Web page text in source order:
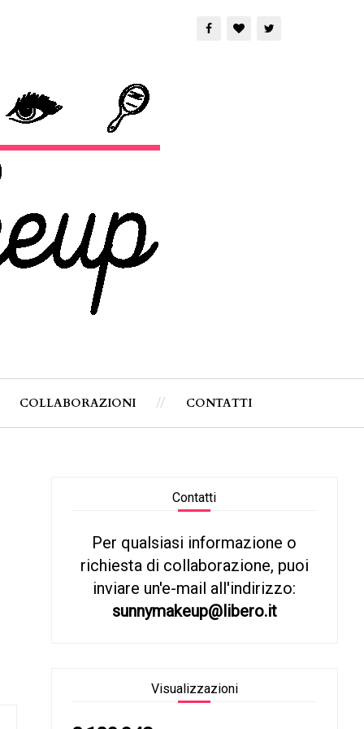
COLLABORAZIONI CONTATTI
Contatti
Per qualsiasi informazione o
richiesta di collaborazione, puoi
inviare un'e-mail all'indirizzo:
sunnymakeup@libero.it
Visualizzazioni